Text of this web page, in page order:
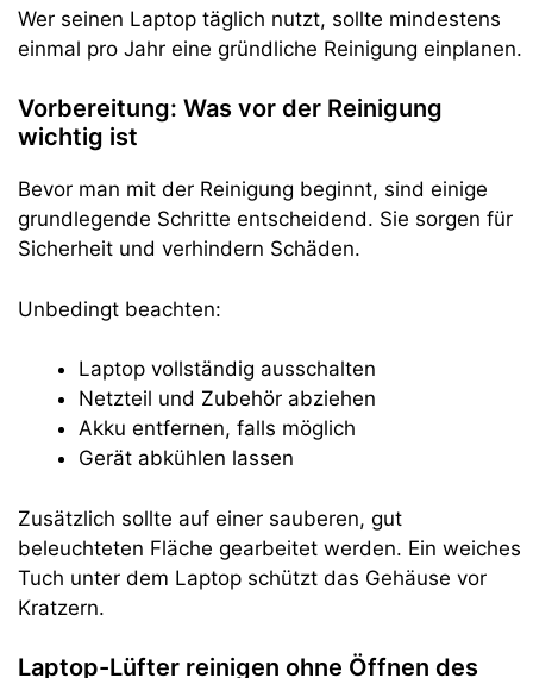
Wer seinen Laptop täglich nutzt, sollte mindestens
einmal pro Jahr eine gründliche Reinigung einplanen.
Vorbereitung: Was vor der Reinigung
wichtig ist
Bevor man mit der Reinigung beginnt, sind einige
grundlegende Schritte entscheidend. Sie sorgen für
Sicherheit und verhindern Schäden.
Unbedingt beachten:
Laptop vollständig ausschalten
Netzteil und Zubehör abziehen
Akku entfernen, falls möglich
Gerät abkühlen lassen
Zusätzlich sollte auf einer sauberen, gut
beleuchteten Fläche gearbeitet werden. Ein weiches
Tuch unter dem Laptop schützt das Gehäuse vor
Kratzern.
Laptop-Lüfter reinigen ohne Öffnen des